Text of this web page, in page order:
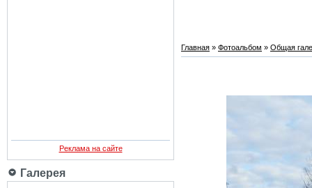
Реклама на сайте
Галерея
Главная » Фотоальбом » Общая